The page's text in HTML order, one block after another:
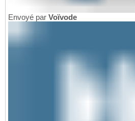
Envoyé par Voïvode